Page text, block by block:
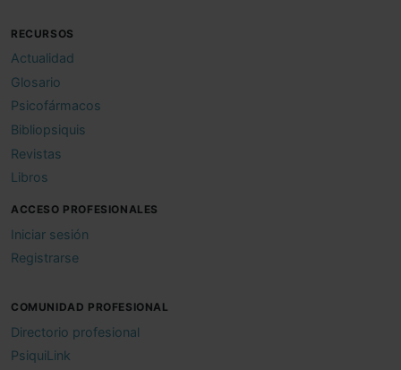
RECURSOS
Actualidad
Glosario
Psicofármacos
Bibliopsiquis
Revistas
Libros
ACCESO PROFESIONALES
Iniciar sesión
Registrarse
COMUNIDAD PROFESIONAL
Directorio profesional
PsiquiLink